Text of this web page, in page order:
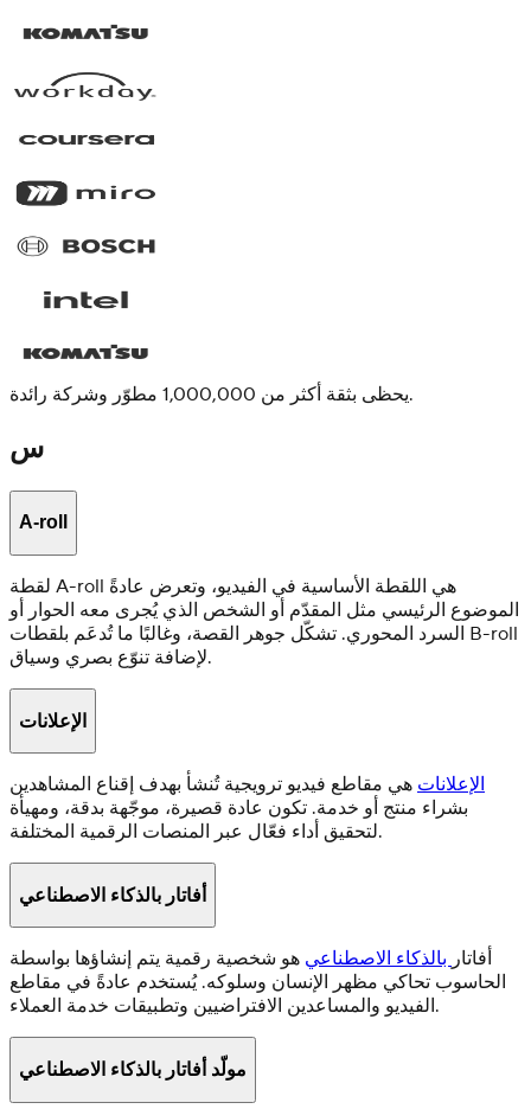
يحظى بثقة أكثر من 1,000,000 مطوّر وشركة رائدة.
س
A-roll
لقطة A-roll هي اللقطة الأساسية في الفيديو، وتعرض عادةً
الموضوع الرئيسي مثل المقدّم أو الشخص الذي يُجرى معه الحوار أو
السرد المحوري. تشكّل جوهر القصة، وغالبًا ما تُدعَم بلقطات B-roll
لإضافة تنوّع بصري وسياق.
الإعلانات
الإعلانات هي مقاطع فيديو ترويجية تُنشأ بهدف إقناع المشاهدين
بشراء منتج أو خدمة. تكون عادة قصيرة، موجّهة بدقة، ومهيأة
لتحقيق أداء فعّال عبر المنصات الرقمية المختلفة.
أفاتار بالذكاء الاصطناعي
أفاتار بالذكاء الاصطناعي هو شخصية رقمية يتم إنشاؤها بواسطة
الحاسوب تحاكي مظهر الإنسان وسلوكه. يُستخدم عادةً في مقاطع
الفيديو والمساعدين الافتراضيين وتطبيقات خدمة العملاء.
مولّد أفاتار بالذكاء الاصطناعي